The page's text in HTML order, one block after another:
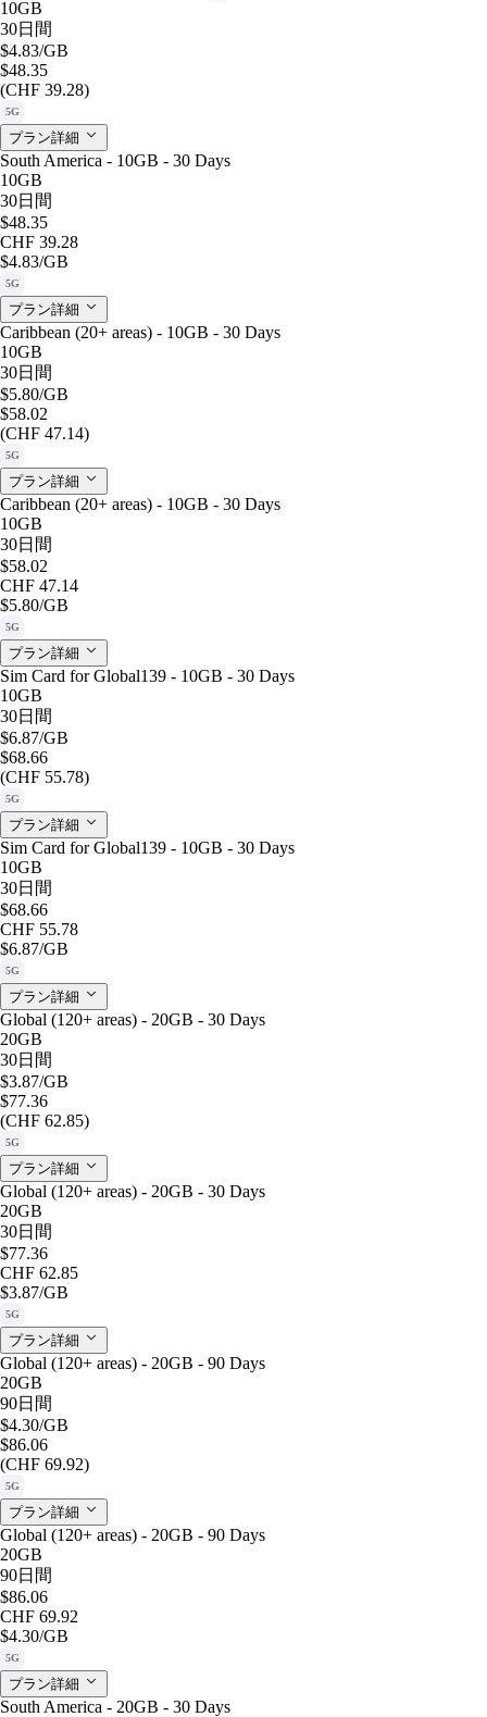
10GB
30日間
$4.83/GB
$48.35
(CHF 39.28)
5G
プラン詳細
South America - 10GB - 30 Days
10GB
30日間
$48.35
CHF 39.28
$4.83/GB
5G
プラン詳細
Caribbean (20+ areas) - 10GB - 30 Days
10GB
30日間
$5.80/GB
$58.02
(CHF 47.14)
5G
プラン詳細
Caribbean (20+ areas) - 10GB - 30 Days
10GB
30日間
$58.02
CHF 47.14
$5.80/GB
5G
プラン詳細
Sim Card for Global139 - 10GB - 30 Days
10GB
30日間
$6.87/GB
$68.66
(CHF 55.78)
5G
プラン詳細
Sim Card for Global139 - 10GB - 30 Days
10GB
30日間
$68.66
CHF 55.78
$6.87/GB
5G
プラン詳細
Global (120+ areas) - 20GB - 30 Days
20GB
30日間
$3.87/GB
$77.36
(CHF 62.85)
5G
プラン詳細
Global (120+ areas) - 20GB - 30 Days
20GB
30日間
$77.36
CHF 62.85
$3.87/GB
5G
プラン詳細
Global (120+ areas) - 20GB - 90 Days
20GB
90日間
$4.30/GB
$86.06
(CHF 69.92)
5G
プラン詳細
Global (120+ areas) - 20GB - 90 Days
20GB
90日間
$86.06
CHF 69.92
$4.30/GB
5G
プラン詳細
South America - 20GB - 30 Days